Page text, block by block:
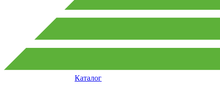
Каталог